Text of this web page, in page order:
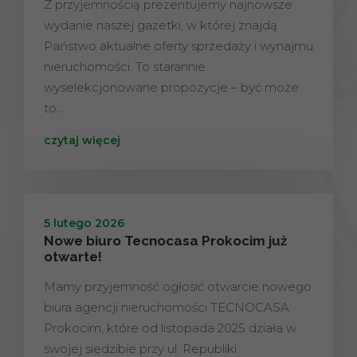
Z przyjemnością prezentujemy najnowsze
wydanie naszej gazetki, w której znajdą
Państwo aktualne oferty sprzedaży i wynajmu
nieruchomości. To starannie
wyselekcjonowane propozycje – być może
to…
czytaj więcej
5 lutego 2026
Nowe biuro Tecnocasa Prokocim już
otwarte!
Mamy przyjemność ogłosić otwarcie nowego
biura agencji nieruchomości TECNOCASA
Prokocim, które od listopada 2025 działa w
swojej siedzibie przy ul. Republiki